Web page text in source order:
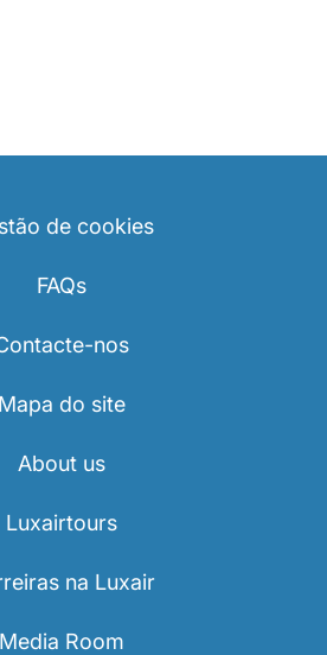
de cookies
FAQs
nos
Mapa do site
About us
Luxairtours
na Luxair
Media Room